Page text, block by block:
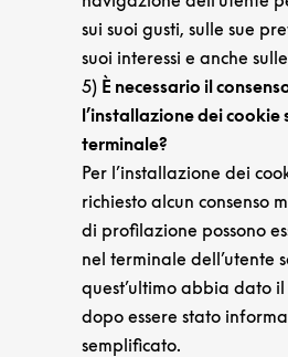
sui suoi gusti, sulle sue
suoi interessi e anche
5) È necessario il
l’installazione dei cookie
terminale?
Per l’installazione dei
richiesto alcun consenso
di profilazione possono
nel terminale dell’utente
quest’ultimo abbia dato il
dopo essere stato
semplificato.